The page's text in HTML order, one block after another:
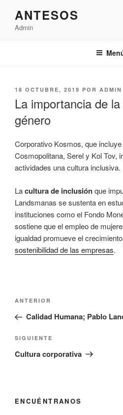
contenido
ANTESOS
Admin
PUBLICADO
18 OCTUBRE, 2019 POR ADMIN
La importancia de
género
Corporativo Kosmos, que
Cosmopolitana, Serel y Kol Tov,
actividades una cultura inclusiva.
Lacultura de inclusiónque
Landsmanas se sustenta en
instituciones como el Fondo
sostiene que el empleo de
igualdad promueve el
sostenibilidad de las empresas.
Navegación
entradas
Entrada
anterior:
ANTERIOR
Calidad Humana; Pablo
Siguiente
entrada
SIGUIENTE
Cultura corporativa
ENCUÉNTRANOS